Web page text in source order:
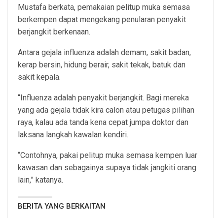
Mustafa berkata, pemakaian pelitup muka semasa
berkempen dapat mengekang penularan penyakit
berjangkit berkenaan.
Antara gejala influenza adalah demam, sakit badan,
kerap bersin, hidung berair, sakit tekak, batuk dan
sakit kepala.
“Influenza adalah penyakit berjangkit. Bagi mereka
yang ada gejala tidak kira calon atau petugas pilihan
raya, kalau ada tanda kena cepat jumpa doktor dan
laksana langkah kawalan kendiri.
“Contohnya, pakai pelitup muka semasa kempen luar
kawasan dan sebagainya supaya tidak jangkiti orang
lain,” katanya.
BERITA YANG BERKAITAN